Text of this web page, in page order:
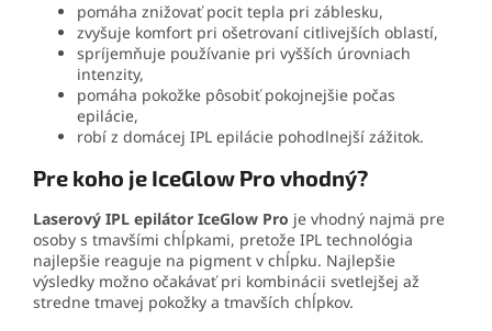
pomáha znižovať pocit tepla pri záblesku,
zvyšuje komfort pri ošetrovaní citlivejších oblastí,
spríjemňuje používanie pri vyšších úrovniach
intenzity,
pomáha pokožke pôsobiť pokojnejšie počas
epilácie,
robí z domácej IPL epilácie pohodlnejší zážitok.
Pre koho je IceGlow Pro vhodný?
Laserový IPL epilátor IceGlow Pro je vhodný najmä pre
osoby s tmavšími chĺpkami, pretože IPL technológia
najlepšie reaguje na pigment v chĺpku. Najlepšie
výsledky možno očakávať pri kombinácii svetlejšej až
stredne tmavej pokožky a tmavších chĺpkov.